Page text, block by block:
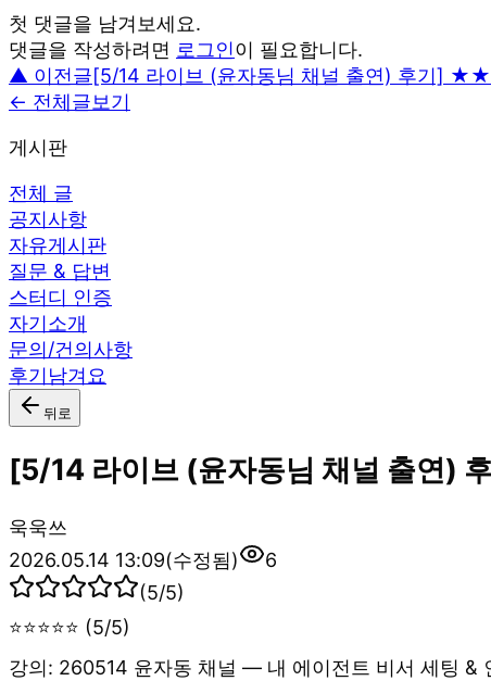
첫 댓글을 남겨보세요.
댓글을 작성하려면 로그인이 필요합니다.
▲ 이전글[5/14 라이브 (윤자동님 채널 출연) 후기]
← 전체글보기
게시판
전체 글
공지사항
자유게시판
질문 & 답변
스터디 인증
자기소개
문의/건의사항
후기남겨요
뒤로
[5/14 라이브 (윤자동님 채널 출
욱욱쓰
2026.05.14 13:09(수정됨)
6
(5/5)
⭐⭐⭐⭐⭐ (5/5)
강의: 260514 윤자동 채널 — 내 에이전트 비서 세팅 &